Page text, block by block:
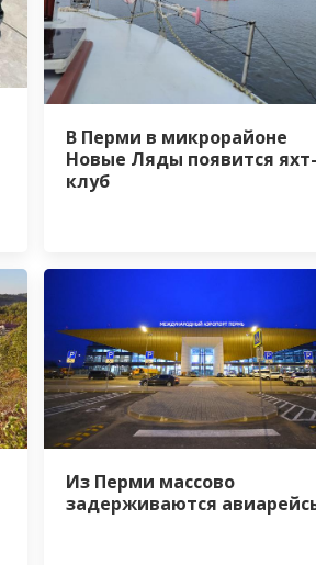
В Перми в микрорайоне
Новые Ляды появится яхт-
клуб
Из Перми массово
задерживаются